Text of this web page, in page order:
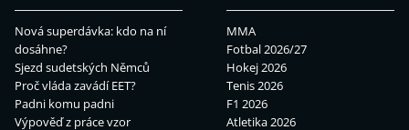
Nová superdávka: kdo na ní
dosáhne?
Sjezd sudetských Němců
Proč vláda zavádí EET?
Padni komu padni
Výpověď z práce vzor
MMA
Fotbal 2026/27
Hokej 2026
Tenis 2026
F1 2026
Atletika 2026